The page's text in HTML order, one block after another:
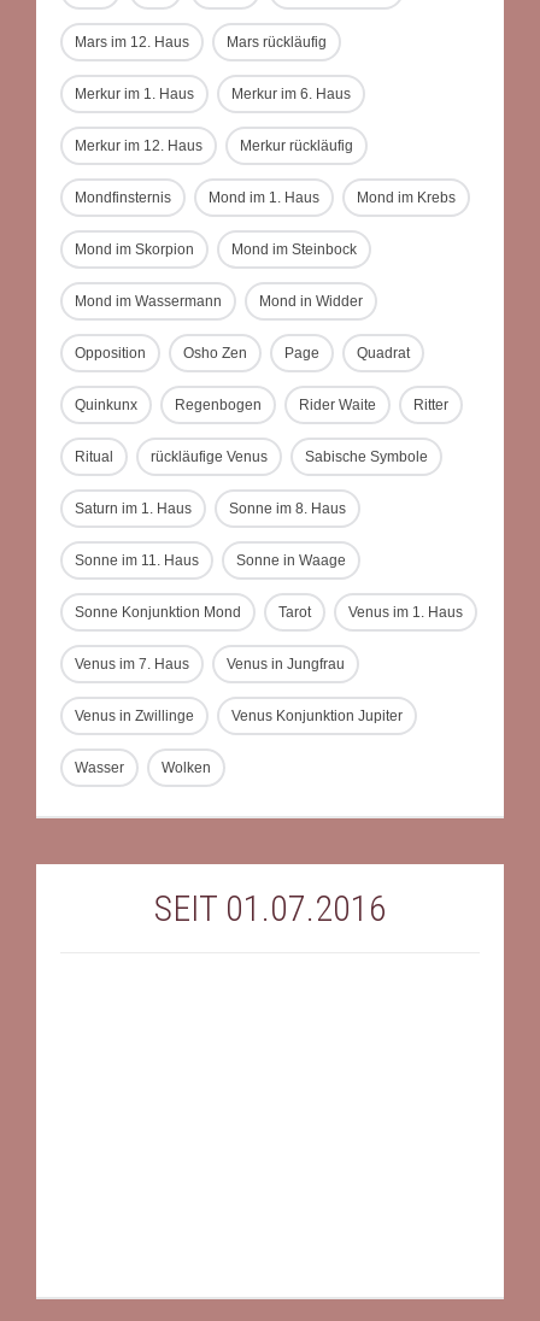
Mars im 12. Haus Mars rückläufig
Merkur im 1. Haus Merkur im 6. Haus
Merkur im 12. Haus Merkur rückläufig
Mondfinsternis Mond im 1. Haus Mond im Krebs
Mond im Skorpion Mond im Steinbock
Mond im Wassermann Mond in Widder
Opposition Osho Zen Page Quadrat
Quinkunx Regenbogen Rider Waite Ritter
Ritual rückläufige Venus Sabische Symbole
Saturn im 1. Haus Sonne im 8. Haus
Sonne im 11. Haus Sonne in Waage
Sonne Konjunktion Mond Tarot Venus im 1. Haus
Venus im 7. Haus Venus in Jungfrau
Venus in Zwillinge Venus Konjunktion Jupiter
Wasser Wolken
SEIT 01.07.2016